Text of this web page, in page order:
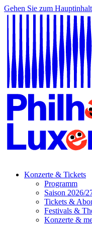
Gehen Sie zum Hauptinhalt
Konzerte & Tickets
Programm
Saison 2026/
Tickets &
Festivals &
Konzerte &